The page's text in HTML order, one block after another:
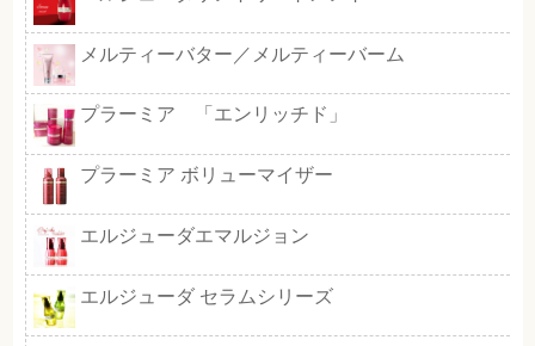
デミ サマーバー
フローディアモア シャンプー＆
エルジューダ エクストラリペア
アルタイムリペア ミラクルヘア